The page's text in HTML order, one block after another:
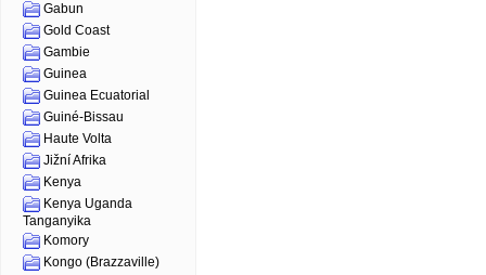
Gabun
Gold Coast
Gambie
Guinea
Guinea Ecuatorial
Guiné-Bissau
Haute Volta
Jižní Afrika
Kenya
Kenya Uganda
Tanganyika
Komory
Kongo (Brazzaville)